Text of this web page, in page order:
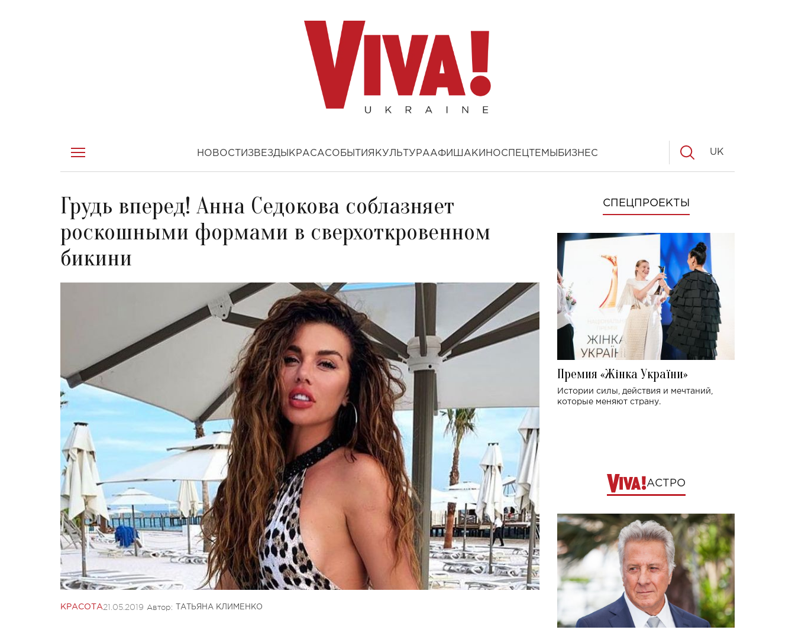
НОВОСТИ ЗВЕЗДЫ КРАСАСОБЫТИЯ КУЛЬТУРААФИША КИНОСПЕЦТЕМЫ БИЗНЕС UK
Грудь вперед! Анна Седокова соблазняет
роскошными формами в сверхоткровенном
бикини
КРАСОТА21.05.2019 Автор: ТАТЬЯНА КЛИМЕНКО
СПЕЦПРОЕКТЫ
Премия «Жінка України»
Истории силы, действия и мечтаний,
которые меняют страну.
АСТРО